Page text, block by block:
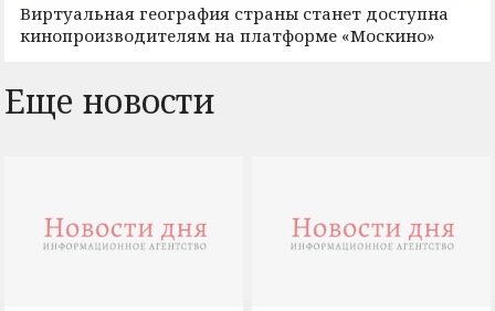
Виртуальная география страны станет доступна
кинопроизводителям на платформе «Москино»
Еще новости